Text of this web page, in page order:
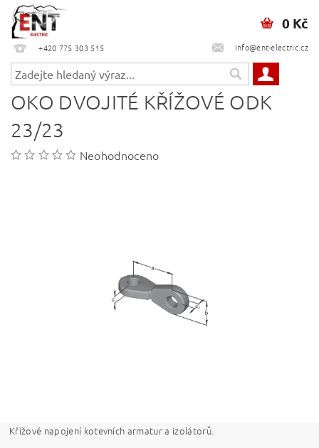
+420 775 303 515 info@ent-electric.cz
0 Kč
OKO DVOJITÉ KŘÍŽOVÉ ODK
23/23
Neohodnoceno
Křížové napojení kotevních armatur a izolátorů.